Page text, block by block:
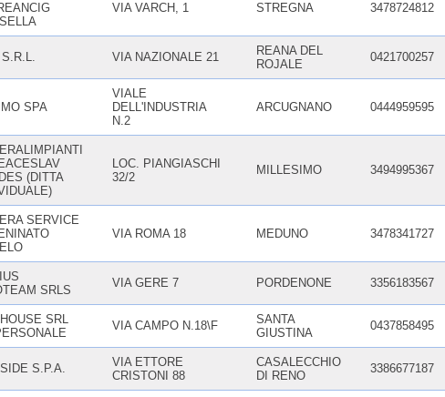
VIA VARCH, 1 STREGNA 3478724812
VIA NAZIONALE 21
REANA DEL
ROJALE
0421700257
SPA
VIALE
DELL'INDUSTRIA
N.2
ARCUGNANO 0444959595
(DITTA
LOC. PIANGIASCHI
32/2
MILLESIMO 3494995367
SERVICE
VIA ROMA 18 MEDUNO 3478341727
SRLS
VIA GERE 7 PORDENONE 3356183567
SRL
VIA CAMPO N.18\F
SANTA
GIUSTINA
0437858495
S.P.A.
VIA ETTORE
CRISTONI 88
CASALECCHIO
DI RENO
3386677187